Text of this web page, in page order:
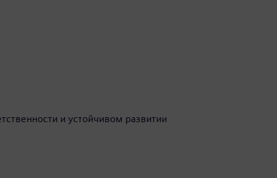
и устойчивом развитии